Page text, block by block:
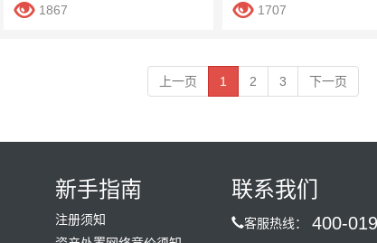
1867
1707
上一页 1 2 3 下一页
新手指南
注册须知
联系我们
客服热线： 400-